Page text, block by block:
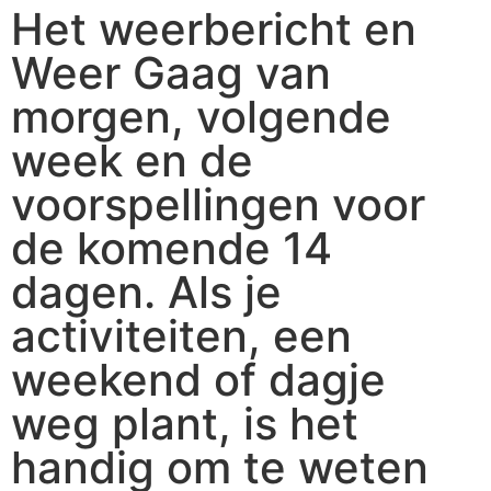
Het weerbericht en
Weer Gaag van
morgen, volgende
week en de
voorspellingen voor
de komende 14
dagen. Als je
activiteiten, een
weekend of dagje
weg plant, is het
handig om te weten